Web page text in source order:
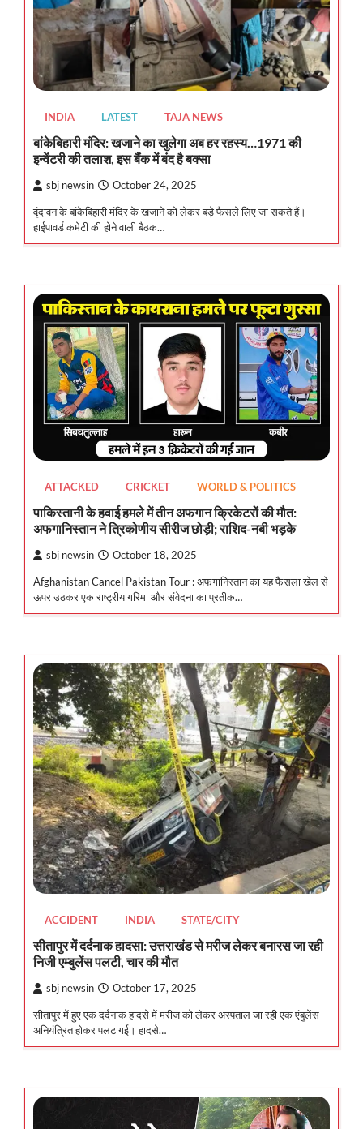
INDIA LATEST TAJA NEWS
बांकेबिहारी मंदिर: खजाने का खुलेगा अब हर रहस्य…1971 की
इन्वेंटरी की तलाश, इस बैंक में बंद है बक्सा
sbj newsin October 24, 2025
वृंदावन के बांकेबिहारी मंदिर के खजाने को लेकर बड़े फैसले लिए जा सकते हैं।
हाईपावर्ड कमेटी की होने वाली बैठक…
ATTACKED CRICKET WORLD & POLITICS
पाकिस्तानी के हवाई हमले में तीन अफगान क्रिकेटरों की मौत:
अफगानिस्तान ने त्रिकोणीय सीरीज छोड़ी; राशिद-नबी भड़के
sbj newsin October 18, 2025
Afghanistan Cancel Pakistan Tour : अफगानिस्तान का यह फैसला खेल से
ऊपर उठकर एक राष्ट्रीय गरिमा और संवेदना का प्रतीक…
ACCIDENT INDIA STATE/CITY
सीतापुर में दर्दनाक हादसा: उत्तराखंड से मरीज लेकर बनारस जा रही
निजी एम्बुलेंस पलटी, चार की मौत
sbj newsin October 17, 2025
सीतापुर में हुए एक दर्दनाक हादसे में मरीज को लेकर अस्पताल जा रही एक एंबुलेंस
अनियंत्रित होकर पलट गई। हादसे…